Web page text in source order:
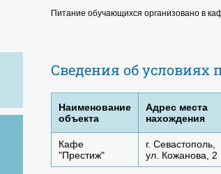
Питание обучающихся организовано в
Сведения об условиях
Наименование
объекта
Адрес места
нахождения
Кафе
"Престиж"
г. Севастополь,
ул. Кожанова, 2